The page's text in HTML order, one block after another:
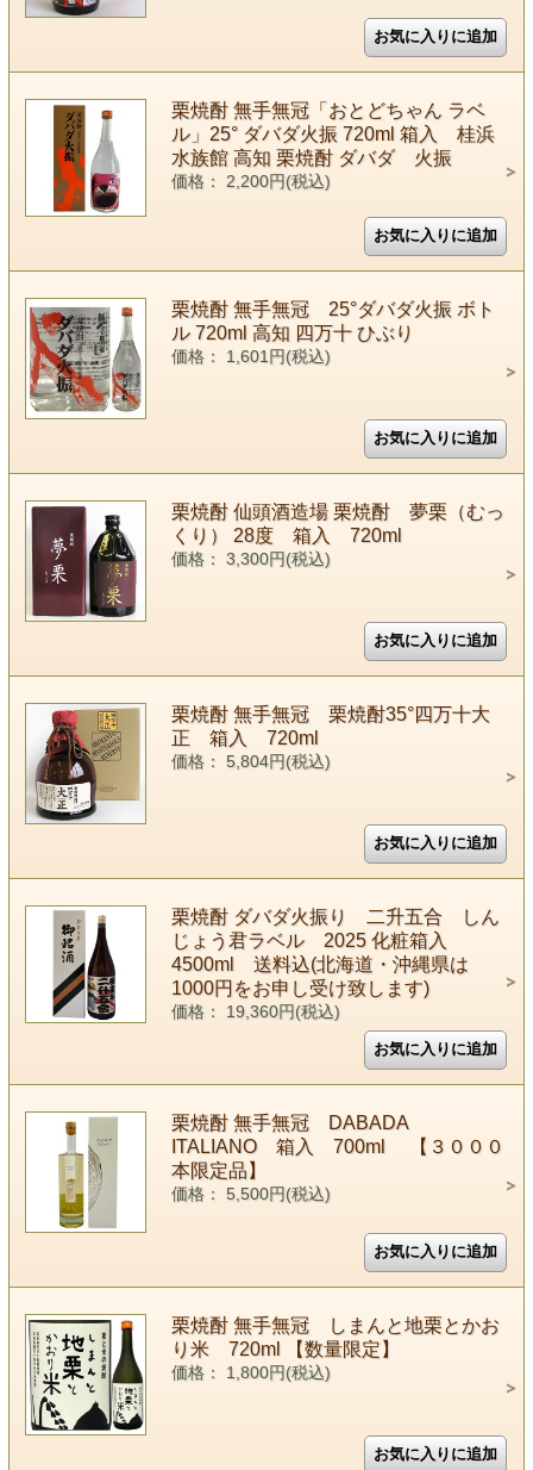
栗焼酎 無手無冠「おとどちゃん ラベ
ル」25° ダバダ火振 720ml 箱入 桂浜
水族館 高知 栗焼酎 ダバダ 火振
価格： 2,200円(税込)
栗焼酎 無手無冠 25°ダバダ火振 ボト
ル 720ml 高知 四万十 ひぶり
価格： 1,601円(税込)
栗焼酎 仙頭酒造場 栗焼酎 夢栗（むっ
くり） 28度 箱入 720ml
価格： 3,300円(税込)
栗焼酎 無手無冠 栗焼酎35°四万十大
正 箱入 720ml
価格： 5,804円(税込)
栗焼酎 ダバダ火振り 二升五合 しん
じょう君ラベル 2025 化粧箱入
4500ml 送料込(北海道・沖縄県は
1000円をお申し受け致します)
価格： 19,360円(税込)
栗焼酎 無手無冠 DABADA
ITALIANO 箱入 700ml 【３０００
本限定品】
価格： 5,500円(税込)
栗焼酎 無手無冠 しまんと地栗とかお
り米 720ml 【数量限定】
価格： 1,800円(税込)